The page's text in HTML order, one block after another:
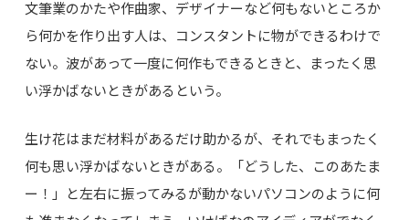
文筆業のかたや作曲家、デザイナーなど何もないところか
ら何かを作り出す人は、コンスタントに物ができるわけで
ない。波があって一度に何作もできるときと、まったく思
い浮かばないときがあるという。
生け花はまだ材料があるだけ助かるが、それでもまったく
何も思い浮かばないときがある。「どうした、このあたま
ー！」と左右に振ってみるが動かないパソコンのように何